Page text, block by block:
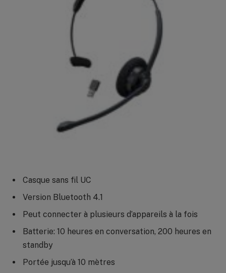
Casque sans fil UC
Version Bluetooth 4.1
Peut connecter à plusieurs d’appareils à la fois
Batterie: 10 heures en conversation, 200 heures en
standby
Portée jusqu’à 10 mètres